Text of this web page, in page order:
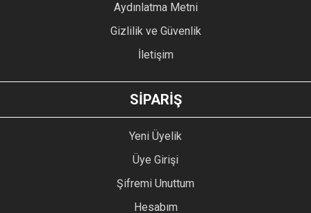
GÖNDER
Aydınlatma Metni
Gizlilik ve Güvenlik
İletişim
SİPARİŞ
Yeni Üyelik
Üye Girişi
Şifremi Unuttum
Hesabım